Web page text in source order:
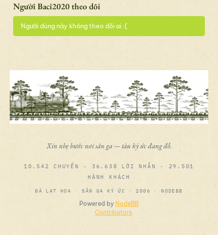
Người Baci2020 theo dõi
Người dùng này không theo dõi ai :(
Xin nhẹ bước nơi sân ga — tàu ký ức đang đỗ.
10.542 CHUYẾN · 36.638 LỜI NHẮN · 29.501
HÀNH KHÁCH
ĐÀ LẠT HOA · SÂN GA KÝ ỨC · 2006 · NODEBB
Powered by NodeBB
Contributors